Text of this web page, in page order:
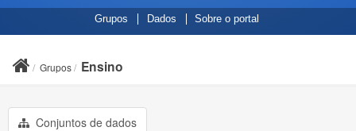
feed twitterCódigos
fonte
de
Grupos Dados Sobre o portal
Grupos Ensino
Conjuntos de dados